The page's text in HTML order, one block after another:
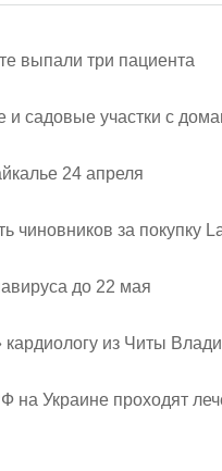
выпали три пациента
и садовые участки с
24 апреля
чиновников за покупку
до 22 мая
из Читы
на Украине проходят